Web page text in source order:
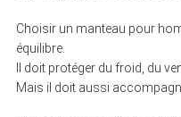
Choisir un manteau pour
équilibre.
Il doit protéger du froid, du
Mais il doit aussi